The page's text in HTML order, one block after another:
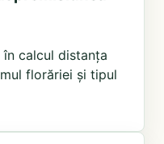
în calcul distanța
florăriei și tipul